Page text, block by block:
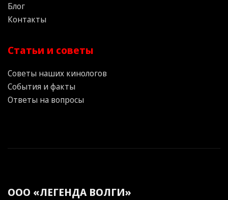
Блог
Контакты
Статьи и советы
Советы наших кинологов
События и факты
Ответы на вопросы
ООО «ЛЕГЕНДА ВОЛГИ»